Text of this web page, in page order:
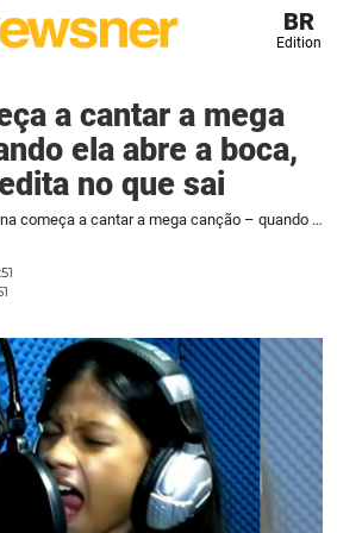
BR
Edition
a cantar a mega
ela abre a boca,
no que sai
Menina começa a cantar a mega canção – quando ela abre a boca, ninguém acredita no que sai